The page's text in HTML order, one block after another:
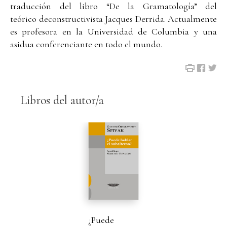
traducción del libro “De la Gramatología” del
teórico deconstructivista Jacques Derrida. Actualmente
es profesora en la Universidad de Columbia y una
asidua conferenciante en todo el mundo.
Libros del autor/a
¿Puede